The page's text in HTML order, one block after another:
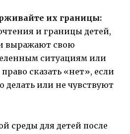
их границы:
и границы детей,
выражают свою
ситуациям или
сказать «нет», если
делать или не чувствуют
среды для детей после